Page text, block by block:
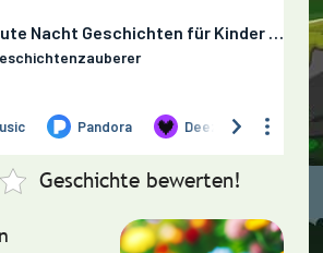
Geschichte bewerten!